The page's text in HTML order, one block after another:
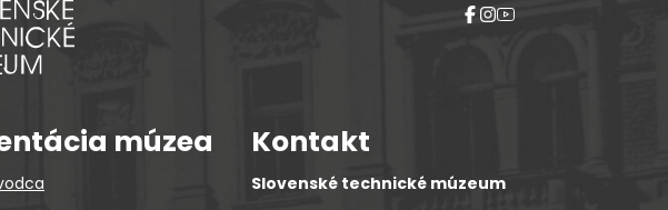
múzea Kontakt
Slovenské technické múzeum